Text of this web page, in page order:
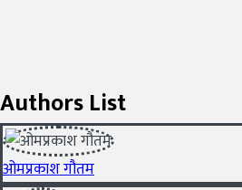
Authors List
ओमप्रकाश गौतम